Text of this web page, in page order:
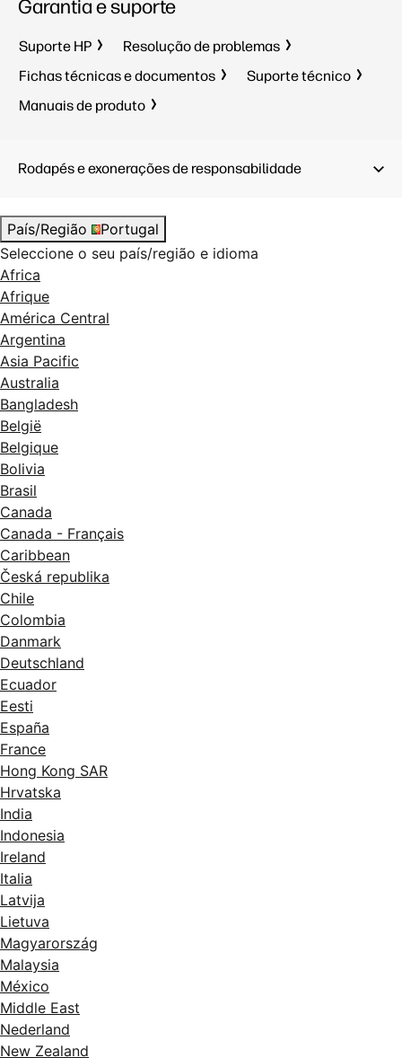
Garantia e suporte
Suporte HP
Resolução de problemas
Fichas técnicas e documentos
Suporte técnico
Manuais de produto
Rodapés e exonerações de responsabilidade
País/Região
Portugal
Seleccione o seu país/região e idioma
Africa
Afrique
América Central
Argentina
Asia Pacific
Australia
Bangladesh
België
Belgique
Bolivia
Brasil
Canada
Canada - Français
Caribbean
Česká republika
Chile
Colombia
Danmark
Deutschland
Ecuador
Eesti
España
France
Hong Kong SAR
Hrvatska
India
Indonesia
Ireland
Italia
Latvija
Lietuva
Magyarország
Malaysia
México
Middle East
Nederland
New Zealand